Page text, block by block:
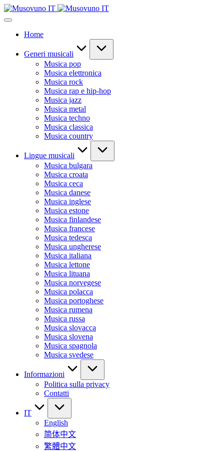
Skip
to
Home
Generi musicali
Musica pop
Musica elettronica
Musica rock
Musica rap e hip-hop
Musica jazz
Musica metal
Musica techno
Musica classica
Musica country
Lingue musicali
Musica bulgara
Musica croata
Musica ceca
Musica danese
Musica inglese
Musica estone
Musica finlandese
Musica francese
Musica tedesca
Musica ungherese
Musica italiana
Musica lettone
Musica lituana
Musica norvegese
Musica polacca
Musica portoghese
Musica rumena
Musica russa
Musica slovacca
Musica slovena
Musica spagnola
Musica svedese
Informazioni
Politica sulla privacy
Contatti
IT
English
简体中文
繁體中文